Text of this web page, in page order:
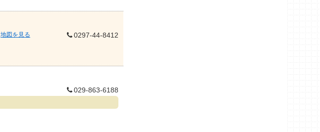
地図を見る 0297-44-8412
029-863-6188